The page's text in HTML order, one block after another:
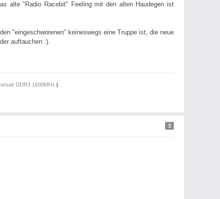
alte "Radio Racebit" Feeling mit den alten Haudegen ist
"eingeschworenen" keineswegs eine Truppe ist, die neue
auftauchen :).
DDR3 1600MHz
3